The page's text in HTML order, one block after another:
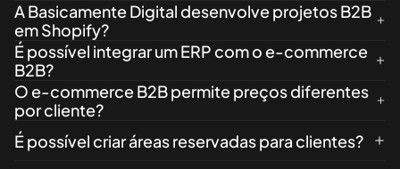
A Basicamente Digital desenvolve projetos B2B
em Shopify?
É possível integrar um ERP com o e-commerce
B2B?
O e-commerce B2B permite preços diferentes
por cliente?
É possível criar áreas reservadas para clientes?